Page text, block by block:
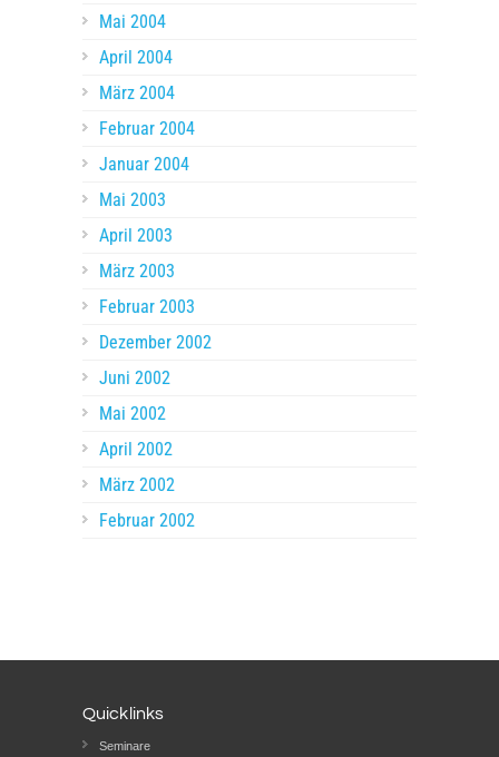
Mai 2004
April 2004
März 2004
Februar 2004
Januar 2004
Mai 2003
April 2003
März 2003
Februar 2003
Dezember 2002
Juni 2002
Mai 2002
April 2002
März 2002
Februar 2002
Quicklinks
Seminare